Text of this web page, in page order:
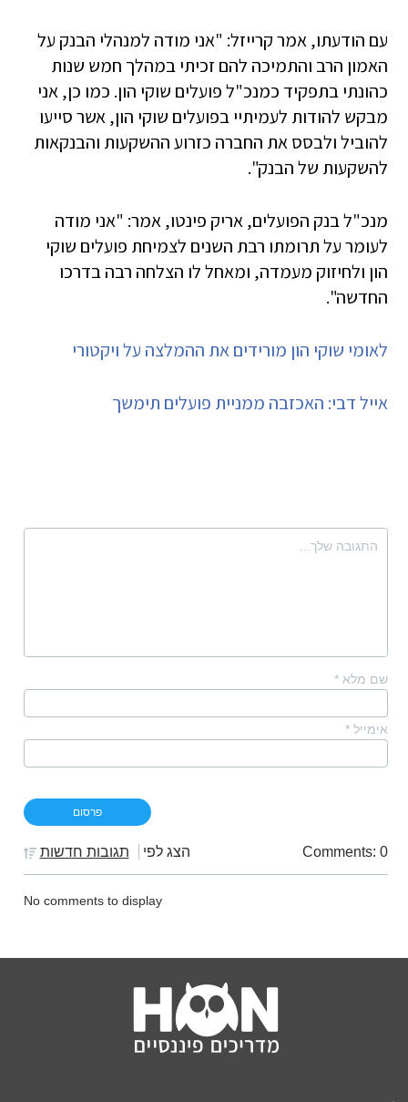
עם הודעתו, אמר קרייזל: "אני מודה למנהלי הבנק על
האמון הרב והתמיכה להם זכיתי במהלך חמש שנות
כהונתי בתפקיד כמנכ"ל פועלים שוקי הון. כמו כן, אני
מבקש להודות לעמיתיי בפועלים שוקי הון, אשר סייעו
להוביל ולבסס את החברה כזרוע ההשקעות והבנקאות
להשקעות של הבנק".
מנכ"ל בנק הפועלים, אריק פינטו, אמר: "אני מודה
לעומר על תרומתו רבת השנים לצמיחת פועלים שוקי
הון ולחיזוק מעמדה, ומאחל לו הצלחה רבה בדרכו
החדשה".
לאומי שוקי הון מורידים את ההמלצה על ויקטורי
אייל דבי: האכזבה ממניית פועלים תימשך
שם מלא *
אימייל *
Comments: 0 הצג לפי תגובות חדשות
No comments to display